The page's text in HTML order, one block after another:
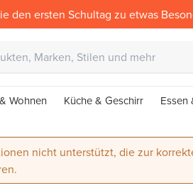
den ersten Schultag zu etwas
Wohnen Küche & Geschirr Essen
nicht unterstützt, die zur